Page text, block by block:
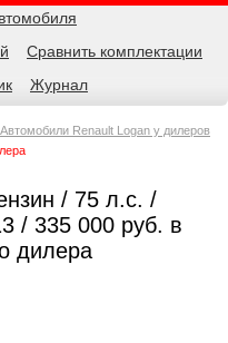
Сравнить комплектации
Журнал
Автомобили Renault Logan у дилеров
/ 75 л.с. /
/ 335 000 руб. в
дилера